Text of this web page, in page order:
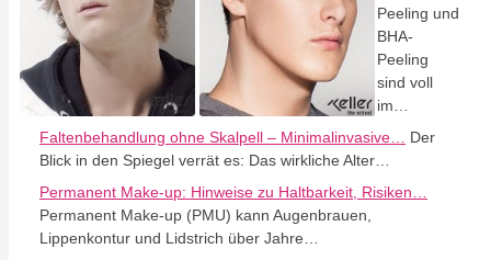
Peeling und
BHA-
Peeling
sind voll
im…
Faltenbehandlung ohne Skalpell – Minimalinvasive…
Der
Blick in den Spiegel verrät es: Das wirkliche Alter…
Permanent Make-up: Hinweise zu Haltbarkeit, Risiken…
Permanent Make-up (PMU) kann Augenbrauen,
Lippenkontur und Lidstrich über Jahre…